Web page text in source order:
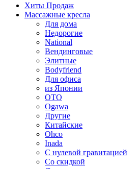
Хиты Продаж
Массажные кресла
Для дома
Недорогие
National
Вендинговые
Элитные
Bodyfriend
Для офиса
из Японии
OTO
Ogawa
Другие
Китайские
Ohco
Inada
С нулевой гравитацией
Со скидкой